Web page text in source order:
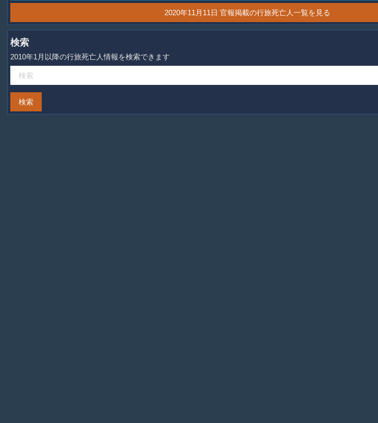
2020年11月11日 官報掲載の行旅死亡人一覧を見る
検索
2010年1月以降の行旅死亡人情報を検索できます